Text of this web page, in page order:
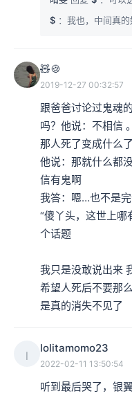
$ ：我也，中间真的
🧸🍪
2019-12-27 00:32:57
跟爸爸讨论过鬼魂
吗？他说：不相信 。
那人死了变成什么
他说：那就什么都
信有鬼啊
我答：嗯…也不是
“傻丫头，这世上哪
个话题
我只是没敢说出来
希望人死后不要那
l
lolitamomo23
2022-02-11 13:50:54
听到最后哭了，银